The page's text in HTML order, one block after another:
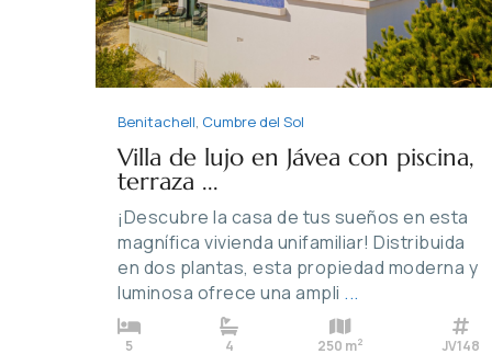
Benitachell Cumbre del Sol
Villa de lujo en Jávea con piscina,
terraza ...
¡Descubre la casa de tus sueños en esta
magnífica vivienda unifamiliar! Distribuida
en dos plantas, esta propiedad moderna y
luminosa ofrece una ampli ...
5 4 250 m2 JV148